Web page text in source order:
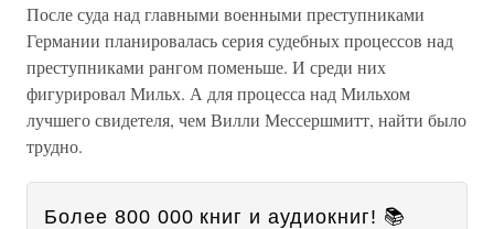
После суда над главными военными преступниками
Германии планировалась серия судебных процессов над
преступниками рангом поменьше. И среди них
фигурировал Мильх. А для процесса над Мильхом
лучшего свидетеля, чем Вилли Мессершмитт, найти было
трудно.
Более 800 000 книг и аудиокниг! 📚